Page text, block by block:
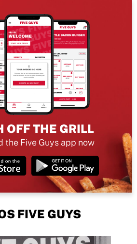
OFF THE GRILL
the Five Guys app now
FIVE GUYS